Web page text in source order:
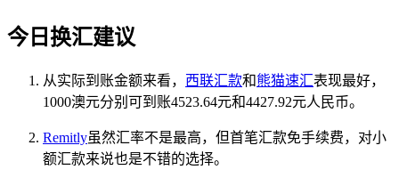
今日换汇建议
从实际到账金额来看， 西联汇款和熊猫速汇表现最好，
1000澳元分别可到账4523.64元和4427.92元人民币。
Remitly虽然汇率不是最高，但首笔汇款免手续费，对小
额汇款来说也是不错的选择。